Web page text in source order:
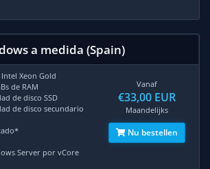
a medida (Spain)
Xeon Gold
de RAM
de disco SSD
de disco secundario
Server por vCore
Vanaf
€33,00 EUR
Maandelijks
Nu bestellen